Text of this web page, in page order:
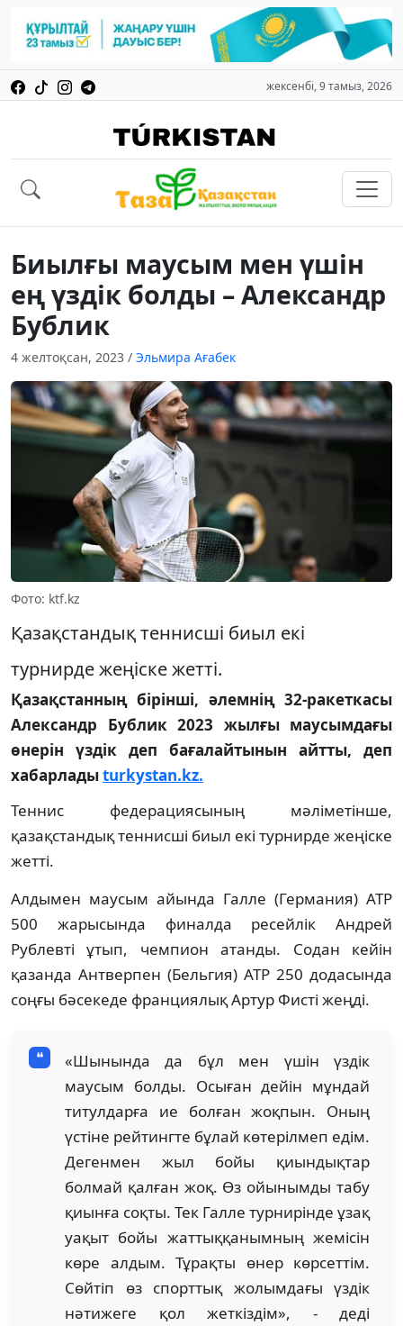
жексенбі, 9 тамыз, 2026
Биылғы маусым мен үшін
ең үздік болды – Александр
Бублик
4 желтоқсан, 2023 / Эльмира Ағабек
Фото: ktf.kz
Қазақстандық теннисші биыл екі
турнирде жеңіске жетті.
Қазақстанның бірінші, әлемнің 32-ракеткасы
Александр Бублик 2023 жылғы маусымдағы
өнерін үздік деп бағалайтынын айтты, деп
хабарладыturkystan.kz.
Теннис федерациясының мәліметінше,
қазақстандық теннисші биыл екі турнирде жеңіске
жетті.
Алдымен маусым айында Галле (Германия) ATP
500 жарысында финалда ресейлік Андрей
Рублевті ұтып, чемпион атанды. Содан кейін
қазанда Антверпен (Бельгия) ATP 250 додасында
соңғы бәсекеде франциялық Артур Фисті жеңді.
«Шынында да бұл мен үшін үздік
маусым болды. Осыған дейін мұндай
титулдарға ие болған жоқпын. Оның
үстіне рейтингте бұлай көтерілмеп едім.
Дегенмен жыл бойы қиындықтар
болмай қалған жоқ. Өз ойынымды табу
қиынға соқты. Тек Галле турнирінде ұзақ
уақыт бойы жаттыққанымның жемісін
көре алдым. Тұрақты өнер көрсеттім.
Сөйтіп өз спорттық жолымдағы үздік
нәтижеге қол жеткіздім», - деді